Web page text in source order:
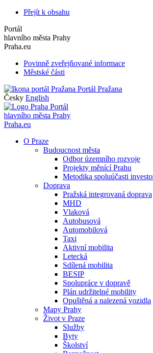
Přejít k obsahu
Portál
hlavního města Prahy
Praha.eu
Povinně zveřejňované informace
Městské části
Portál Pražana
Česky English
Portál
hlavního města Prahy
Praha.eu
O Praze
Budoucnost města
Odbor územního rozvoje
Projekty měnící Prahu
Metodika spoluúčasti
Doprava
Pražská integrovaná doprava
MHD
Vlaková
Autobusová
Automobilová
Taxi
Aktivní mobilita
Letecká
Sdílená mobilita
BESIP
Spolupráce v dopravě
Plán udržitelné mobility
Opuštěná a nalezená vozidla
Mapy Prahy
Život v Praze
Služby
Byty
Školství